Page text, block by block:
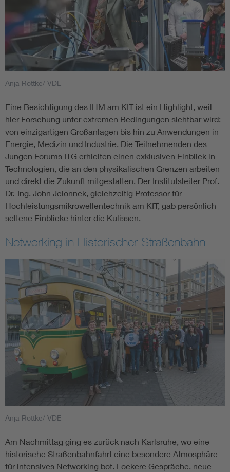
Anja Rottke/ VDE
Eine Besichtigung des IHM am KIT ist ein Highlight, weil
hier Forschung unter extremen Bedingungen sichtbar wird:
von einzigartigen Großanlagen bis hin zu Anwendungen in
Energie, Medizin und Industrie. Die Teilnehmenden des
Jungen Forums ITG erhielten einen exklusiven Einblick in
Technologien, die an den physikalischen Grenzen arbeiten
und direkt die Zukunft mitgestalten. Der Institutsleiter Prof.
Dr.-Ing. John Jelonnek, gleichzeitig Professor für
Hochleistungsmikrowellentechnik am KIT, gab persönlich
seltene Einblicke hinter die Kulissen.
Networking in Historischer Straßenbahn
Anja Rottke/ VDE
Am Nachmittag ging es zurück nach Karlsruhe, wo eine
historische Straßenbahnfahrt eine besondere Atmosphäre
für intensives Networking bot. Lockere Gespräche, neue